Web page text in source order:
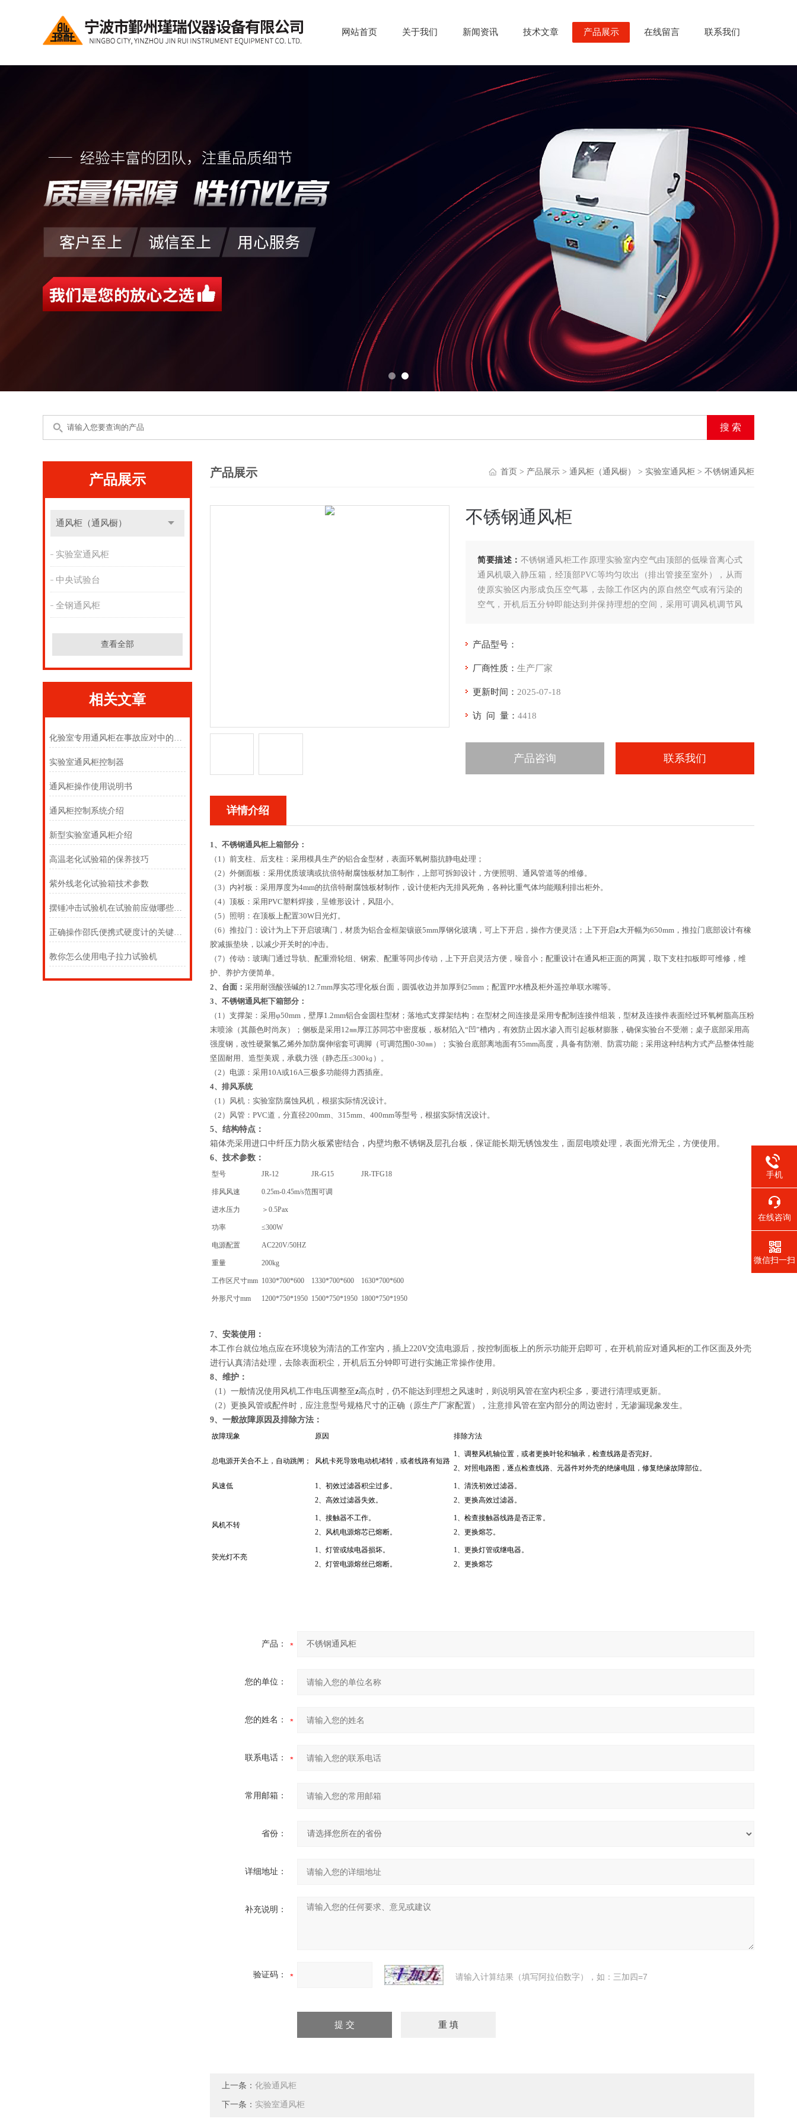
网站首页 关于我们 新闻资讯 技术文章 产品展示 在线留言 联系我们
产品展示
通风柜（通风橱）
实验室通风柜
中央试验台
全钢通风柜
查看全部
相关文章
化验室专用通风柜在事故应对中的角色
实验室通风柜控制器
通风柜操作使用说明书
通风柜控制系统介绍
新型实验室通风柜介绍
高温老化试验箱的保养技巧
紫外线老化试验箱技术参数
摆锤冲击试验机在试验前应做哪些准备？
正确操作邵氏便携式硬度计的关键步骤分享
教你怎么使用电子拉力试验机
产品展示 首页 > 产品展示 > 通风柜（通风橱） > 实验室通风柜 > 不锈钢通风柜
不锈钢通风柜
简要描述： 不锈钢通风柜工作原理实验室内空气由顶部的低噪音离心式
通风机吸入静压箱，经顶部PVC等均匀吹出（排出管接至室外），从而
使原实验区内形成负压空气幕，去除工作区内的原自然空气或有污染的
空气，开机后五分钟即能达到并保持理想的空间，采用可调风机调节风
产品型号：
厂商性质：生产厂家
更新时间： 2025-07-18
访 问 量：4418
产品咨询 联系我们
详情介绍
1、 不锈钢通风柜上箱部分：
（1）前支柱、后支柱：采用模具生产的铝合金型材，表面环氧树脂抗静电处理；
（2）外侧面板：采用优质玻璃或抗倍特耐腐蚀板材加工制作，上部可拆卸设计，方便照明、通风管道等的维修。
（3）内衬板：采用厚度为4mm的抗倍特耐腐蚀板材制作，设计使柜内无排风死角，各种比重气体均能顺利排出柜外。
（4）顶板：采用PVC塑料焊接，呈锥形设计，风阻小。
（5）照明：在顶板上配置30W日光灯。
（6）推拉门：设计为上下开启玻璃门，材质为铝合金框架镶嵌5mm厚钢化玻璃，可上下开启，操作方便灵活；上下开启z大开幅为650mm，推拉门底部设计有橡
胶减振垫块，以减少开关时的冲击。
（7）传动：玻璃门通过导轨、配重滑轮组、钢索、配重等同步传动，上下开启灵活方便，噪音小；配重设计在通风柜正面的两翼，取下支柱扣板即可维修，维
护、养护方便简单。
2、台面： 采用耐强酸强碱的12.7mm厚实芯理化板台面，圆弧收边并加厚到25mm；配置PP水槽及柜外遥控单联水嘴等。
3、 不锈钢通风柜下箱部分：
（1）支撑架：采用φ50mm，壁厚1.2mm铝合金圆柱型材；落地式支撑架结构；在型材之间连接是采用专配制连接件组装，型材及连接件表面经过环氧树脂高压粉
末喷涂（其颜色时尚灰）；侧板是采用12㎜厚江苏同芯中密度板，板材陷入“凹”槽内，有效防止因水渗入而引起板材膨胀，确保实验台不受潮；桌子底部采用高
强度钢，改性硬聚氯乙烯外加防腐伸缩套可调脚（可调范围0-30㎜）；实验台底部离地面有55mm高度，具备有防潮、防震功能；采用这种结构方式产品整体性能
坚固耐用、造型美观，承载力强（静态压≤300㎏）。
（2）电源：采用10A或16A三极多功能得力西插座。
4、排风系统
（1）风机：实验室防腐蚀风机，根据实际情况设计。
（2）风管：PVC道，分直径200mm、315mm、400mm等型号，根据实际情况设计。
5、结构特点：
箱体壳采用进口中纤压力防火板紧密结合，内壁均敷不锈钢及层孔台板，保证能长期无锈蚀发生，面层电喷处理，表面光滑无尘，方便使用。
6、技术参数：
型号 JR-12 JR-G15 JR-TFG18
排风风速 0.25m-0.45m/s范围可调
进水压力 ＞0.5Pax
功率 ≤300W
电源配置 AC220V/50HZ
重量 200kg
工作区尺寸mm 1030*700*600 1330*700*600 1630*700*600
外形尺寸mm 1200*750*1950 1500*750*1950 1800*750*1950
7、安装使用：
本工作台就位地点应在环境较为清洁的工作室内，插上220V交流电源后，按控制面板上的所示功能开启即可，在开机前应对通风柜的工作区面及外壳
进行认真清洁处理，去除表面积尘，开机后五分钟即可进行实施正常操作使用。
8、维护：
（1）一般情况使用风机工作电压调整至z高点时，仍不能达到理想之风速时，则说明风管在室内积尘多，要进行清理或更新。
（2）更换风管或配件时，应注意型号规格尺寸的正确（原生产厂家配置），注意排风管在室内部分的周边密封，无渗漏现象发生。
9、一般故障原因及排除方法：
故障现象 原因 排除方法
总电源开关合不上，自动跳闸； 风机卡死导致电动机堵转，或者线路有短路
1、调整风机轴位置，或者更换叶轮和轴承，检查线路是否完好。
2、对照电路图，逐点检查线路、元器件对外壳的绝缘电阻，修复绝缘故障部位。
风速低
1、初效过滤器积尘过多。
2、高效过滤器失效。
1、清洗初效过滤器。
2、更换高效过滤器。
风机不转
1、接触器不工作。
2、风机电源熔芯已熔断。
1、检查接触器线路是否正常。
2、更换熔芯。
荧光灯不亮
1、灯管或续电器损坏。
2、灯管电源熔丝已熔断。
1、更换灯管或继电器。
2、更换熔芯
产品：
您的单位：
您的姓名：
联系电话：
常用邮箱：
省份：
详细地址：
补充说明：
验证码： 请输入计算结果（填写阿拉伯数字），如：三加四=7
上一条： 化验通风柜
下一条： 实验室通风柜
手机
在线咨询
微信扫一扫